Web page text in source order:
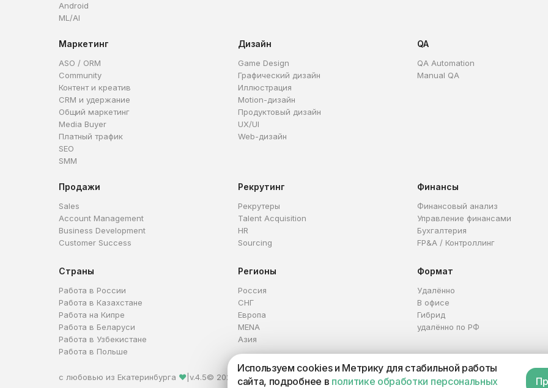
Android
ML/AI
Маркетинг
ASO / ORM
Community
Контент и креатив
CRM и удержание
Общий маркетинг
Media Buyer
Платный трафик
SEO
SMM
Дизайн
Game Design
Графический дизайн
Иллюстрация
Motion-дизайн
Продуктовый дизайн
UX/UI
Web-дизайн
QA
QA Automation
Manual QA
Продажи
Sales
Account Management
Business Development
Customer Success
Рекрутинг
Рекрутеры
Talent Acquisition
HR
Sourcing
Финансы
Финансовый анализ
Управление финансами
Бухгалтерия
FP&A / Контроллинг
Страны
Работа в России
Работа в Казахстане
Работа на Кипре
Работа в Беларуси
Работа в Узбекистане
Работа в Польше
Регионы
Россия
СНГ
Европа
MENA
Азия
Формат
Удалённо
В офисе
Гибрид
удалённо по РФ
с любовью из Екатеринбурга ❤ v.4.5© 2026 HireHi
Используем cookies и Метрику для стабильной работы
сайта, подробнее в политике обработки персональных